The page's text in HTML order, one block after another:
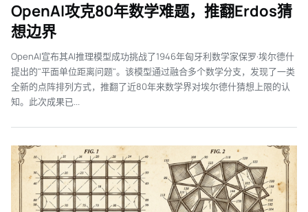
OpenAI攻克80年数学难题，推翻Erdos猜
想边界
OpenAI宣布其AI推理模型成功挑战了1946年匈牙利数学家保罗·埃尔德什
提出的"平面单位距离问题"。该模型通过融合多个数学分支，发现了一类
全新的点阵排列方式，推翻了近80年来数学界对埃尔德什猜想上限的认
知。此次成果已...